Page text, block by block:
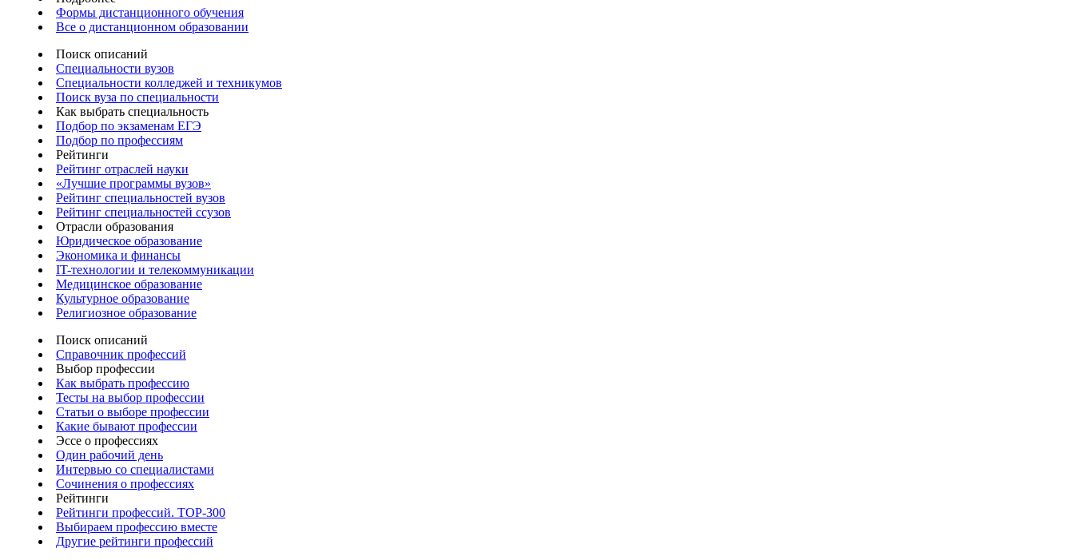
Формы дистанционного обучения
Все о дистанционном образовании
Поиск описаний
Специальности вузов
Специальности колледжей и техникумов
Поиск вуза по специальности
Как выбрать специальность
Подбор по экзаменам ЕГЭ
Подбор по профессиям
Рейтинги
Рейтинг отраслей науки
«Лучшие программы вузов»
Рейтинг специальностей вузов
Рейтинг специальностей ссузов
Отрасли образования
Юридическое образование
Экономика и финансы
IT-технологии и телекоммуникации
Медицинское образование
Культурное образование
Религиозное образование
Поиск описаний
Справочник профессий
Выбор профессии
Как выбрать профессию
Тесты на выбор профессии
Статьи о выборе профессии
Какие бывают профессии
Эссе о профессиях
Один рабочий день
Интервью со специалистами
Сочинения о профессиях
Рейтинги
Рейтинги профессий. TOP-300
Выбираем профессию вместе
Другие рейтинги профессий